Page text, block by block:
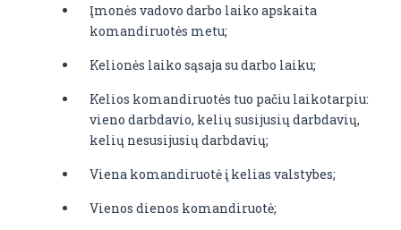
Įmonės vadovo darbo laiko apskaita
komandiruotės metu;
Kelionės laiko sąsaja su darbo laiku;
Kelios komandiruotės tuo pačiu laikotarpiu:
vieno darbdavio, kelių susijusių darbdavių,
kelių nesusijusių darbdavių;
Viena komandiruotė į kelias valstybes;
Vienos dienos komandiruotė;